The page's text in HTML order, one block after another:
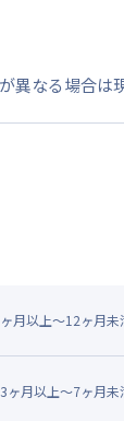
異なる場合は
ヶ月以上～12ヶ月未
3ヶ月以上～7ヶ月未